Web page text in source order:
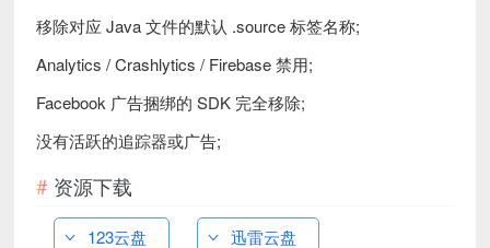
移除对应 Java 文件的默认 .source 标签名称;
Analytics / Crashlytics / Firebase 禁用;
Facebook 广告捆绑的 SDK 完全移除;
没有活跃的追踪器或广告;
资源下载
123云盘
迅雷云盘